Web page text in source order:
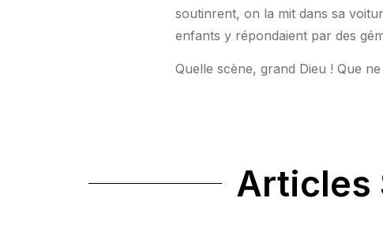
soutinrent, on la mit dans sa
enfants y répondaient par des
Quelle scène, grand Dieu ! Que
Articles